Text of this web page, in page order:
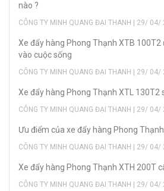
nào ?
CÔNG TY MINH QUANG ĐẠI THANH | 29/ 04/
Xe đẩy hàng Phong Thạnh XTB
vào cuộc sống
CÔNG TY MINH QUANG ĐẠI THANH | 29/ 04/
Xe đẩy hàng Phong Thạnh XTL 130T2
CÔNG TY MINH QUANG ĐẠI THANH | 29/ 04/
Ưu điểm của xe đẩy hàng Phong
CÔNG TY MINH QUANG ĐẠI THANH | 29/ 04/
Xe đẩy hàng Phong Thạnh XTH 200T
CÔNG TY MINH QUANG ĐẠI THANH | 29/ 04/